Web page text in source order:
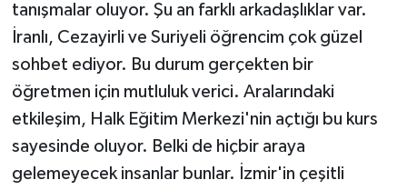
tanışmalar oluyor. Şu an farklı arkadaşlıklar var.
İranlı, Cezayirli ve Suriyeli öğrencim çok güzel
sohbet ediyor. Bu durum gerçekten bir
öğretmen için mutluluk verici. Aralarındaki
etkileşim, Halk Eğitim Merkezi'nin açtığı bu kurs
sayesinde oluyor. Belki de hiçbir araya
gelemeyecek insanlar bunlar. İzmir'in çeşitli